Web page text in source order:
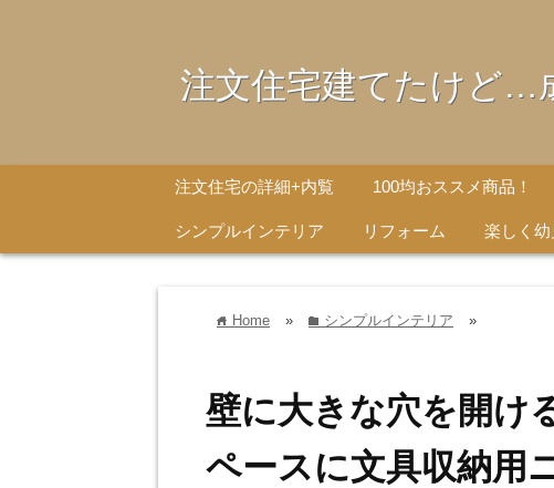
注文住宅建てたけど…
注文住宅の詳細+内覧 100均おススメ商品！
シンプルインテリア リフォーム 楽しく
home Home » folder シンプルインテリア »
壁に大きな穴を開け
ペースに文具収納用